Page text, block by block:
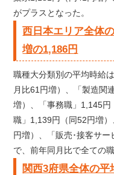
がプラスとなった。
西日本エリア全体
増の1,186円
職種大分類別の平均時給
月比61円増）、「製造関
増）、「事務職」1,145円
職」1,139円（同52円増
円増）、「販売･接客サ
で、前年同月比で全ての
関西3府県全体の